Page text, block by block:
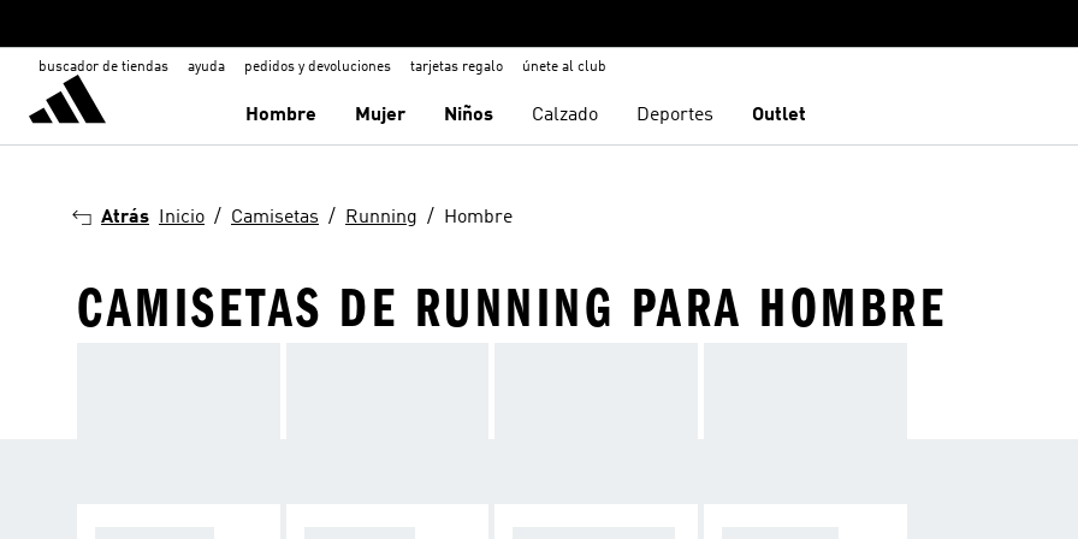
buscador de tiendas ayuda pedidos y devoluciones tarjetas regalo únete al club
Hombre Mujer Niños Calzado Deportes Outlet
Atrás Inicio Camisetas Running Hombre
CAMISETAS DE RUNNING PARA HOMBRE